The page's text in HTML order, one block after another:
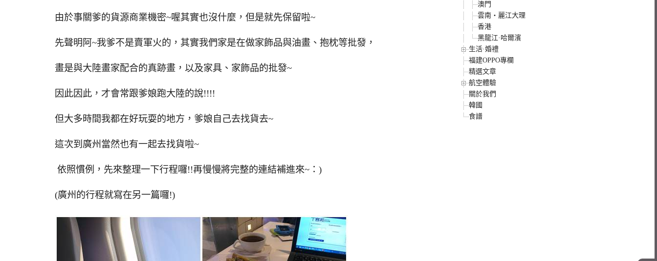
由於事關爹的貨源商業機密~喔其實也沒什麼，但是就先保留啦~
先聲明阿~我爹不是賣軍火的，其實我們家是在做家飾品與油畫、抱枕等批發，
畫是與大陸畫家配合的真跡畫，以及家具、家飾品的批發~
因此因此，才會常跟爹娘跑大陸的說!!!!
但大多時間我都在好玩耍的地方，爹娘自己去找貨去~
這次到廣州當然也有一起去找貨啦~
依照慣例，先來整理一下行程囉!!再慢慢將完整的連結補進來~：)
(廣州的行程就寫在另一篇囉!)
澳門
雲南‧麗江大理
香港
黑龍江·哈爾濱
生活·婚禮
福建OPPO專欄
精選文章
航空體驗
關於我們
韓國
食譜